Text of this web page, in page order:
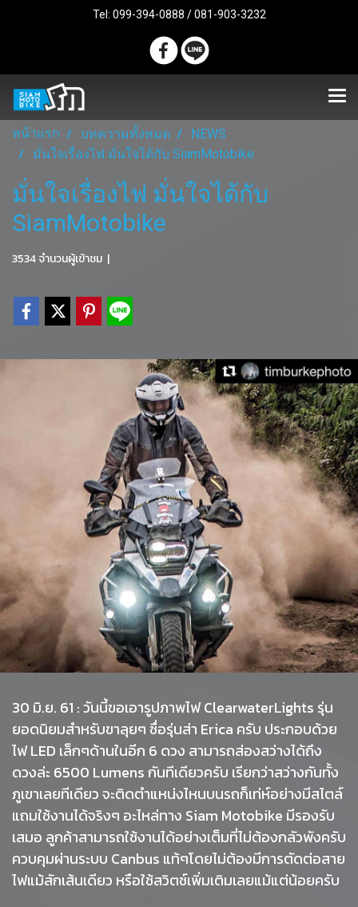
Tel: 099-394-0888 / 081-903-3232
หน้าแรก บทความทั้งหมด
NEWS
มั่นใจเรื่องไฟ มั่นใจได้กับ SiamMotobike
มั่นใจเรื่องไฟ มั่นใจได้กับ
SiamMotobike
3534 จำนวนผู้เข้าชม |
30 มิ.ย. 61 : วันนี้ขอเอารูปภาพไฟ ClearwaterLights รุ่น
ยอดนิยมสำหรับขาลุยๆ ชื่อรุ่นส่า Erica ครับ ประกอบด้วย
ไฟ LED เล็กๆด้านในอีก 6 ดวง สามารถส่องสว่างได้ถึง
ดวงล่ะ 6500 Lumens กันทีเดียวครับ เรียกว่าสว่างกันทั้ง
ภูเขาเลยทีเดียว จะติดตำแหน่งไหนบนรถก็เท่ห์อย่างมีสไตล์
แถมใช้งานได้จริงๆ อะไหล่ทาง Siam Motobike มีรองรับ
เสมอ ลูกค้าสามารถใช้งานได้อย่างเต็มที่ไม่ต้องกลัวพังครับ
ควบคุมผ่านระบบ Canbus แท้ๆโดยไม่ต้องมีการตัดต่อสาย
ไฟแม้สักเส้นเดียว หรือใช้สวิตช์เพิ่มเติมเลยแม้แต่น้อยครับ